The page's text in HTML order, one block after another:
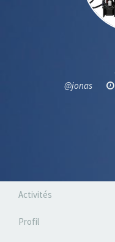
@jonas
Activités
Profil